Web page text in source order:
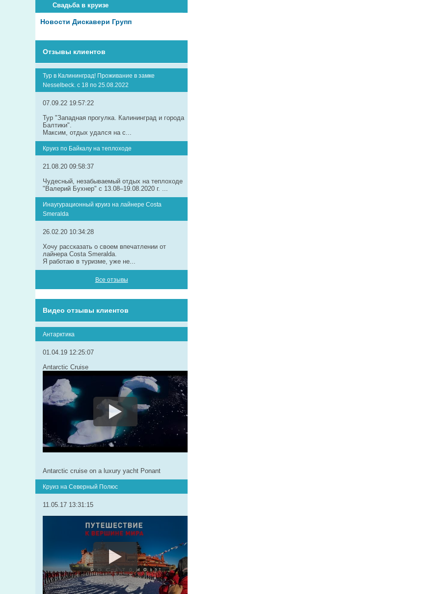
Свадьба в круизе
Новости Дискавери Групп
Отзывы клиентов
Тур в Калининград! Проживание в замке
Nesselbeck. с 18 по 25.08.2022
07.09.22 19:57:22
Тур "Западная прогулка. Калининград и города
Балтики".
Максим, отдых удался на с...
Круиз по Байкалу на теплоходе
21.08.20 09:58:37
Чудесный, незабываемый отдых на теплоходе
"Валерий Бухнер" с 13.08–19.08.2020 г. ...
Инаугурационный круиз на лайнере Сosta
Smeralda
26.02.20 10:34:28
Хочу рассказать о своем впечатлении от
лайнера Costa Smeralda.
Я работаю в туризме, уже не...
Все отзывы
Видео отзывы клиентов
Антарктика
01.04.19 12:25:07
Antarctic Cruise
Antarctic cruise on a luxury yacht Ponant
Круиз на Северный Полюс
11.05.17 13:31:15